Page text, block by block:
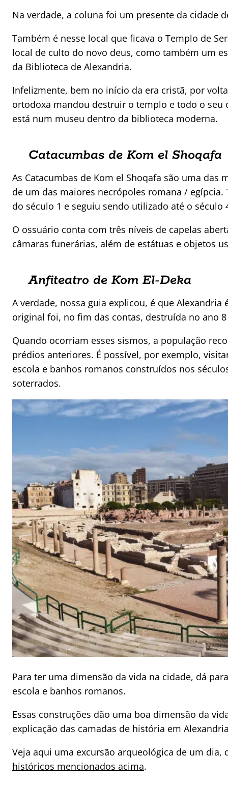
Na verdade, a coluna foi um presente da cidade
Também é nesse local que ficava o Templo de
local de culto do novo deus, como também um
da Biblioteca de Alexandria.
Infelizmente, bem no início da era cristã, por
ortodoxa mandou destruir o templo e todo o
está num museu dentro da biblioteca moderna.
Catacumbas de Kom el Shoqafa
As Catacumbas de Kom el Shoqafa são uma das
de um das maiores necrópoles romana /
do século 1 e seguiu sendo utilizado até o século
O ossuário conta com três níveis de capelas
câmaras funerárias, além de estátuas e objetos
Anfiteatro de Kom El-Deka
A verdade, nossa guia explicou, é que Alexandria
original foi, no fim das contas, destruída no ano
Quando ocorriam esses sismos, a população
prédios anteriores. É possível, por exemplo,
escola e banhos romanos construídos nos
soterrados.
Para ter uma dimensão da vida na cidade, dá
escola e banhos romanos.
Essas construções dão uma boa dimensão da
explicação das camadas de história em
Veja aqui uma excursão arqueológica de um dia,
históricos mencionados acima.